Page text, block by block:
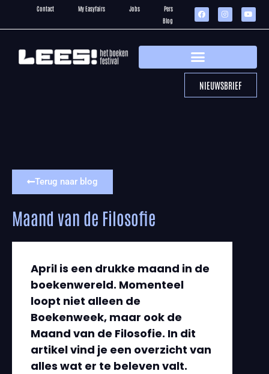
Contact My Easyfairs Jobs
Pers
Blog
NIEUWSBRIEF
Terug naar blog
Maand van de Filosofie
April is een drukke maand in de
boekenwereld. Momenteel
loopt niet alleen de
Boekenweek, maar ook de
Maand van de Filosofie. In dit
artikel vind je een overzicht van
alles wat er te beleven valt.